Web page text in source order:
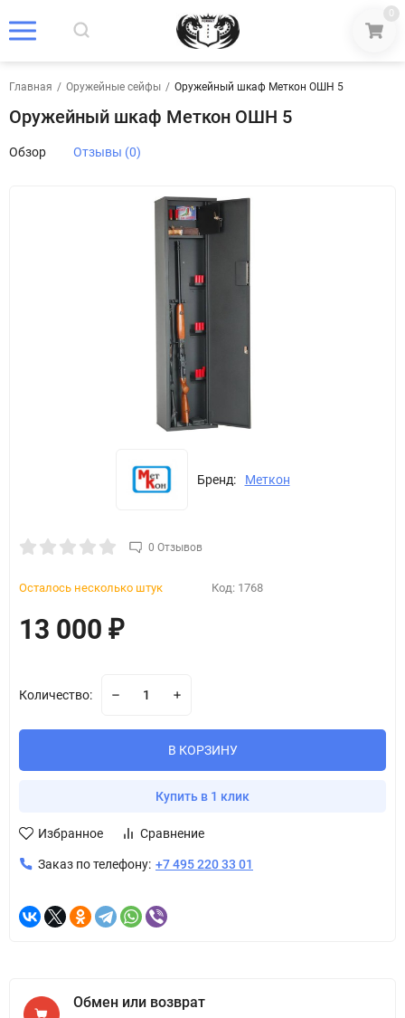
0
Главная / Оружейные сейфы / Оружейный шкаф Меткон ОШН 5
Оружейный шкаф Меткон ОШН 5
Обзор Отзывы (0)
Бренд: Меткон
0 Отзывов
Осталось несколько штук Код: 1768
13 000 ₽
Количество:
В КОРЗИНУ
Купить в 1 клик
Избранное Сравнение
Заказ по телефону: +7 495 220 33 01
Обмен или возврат